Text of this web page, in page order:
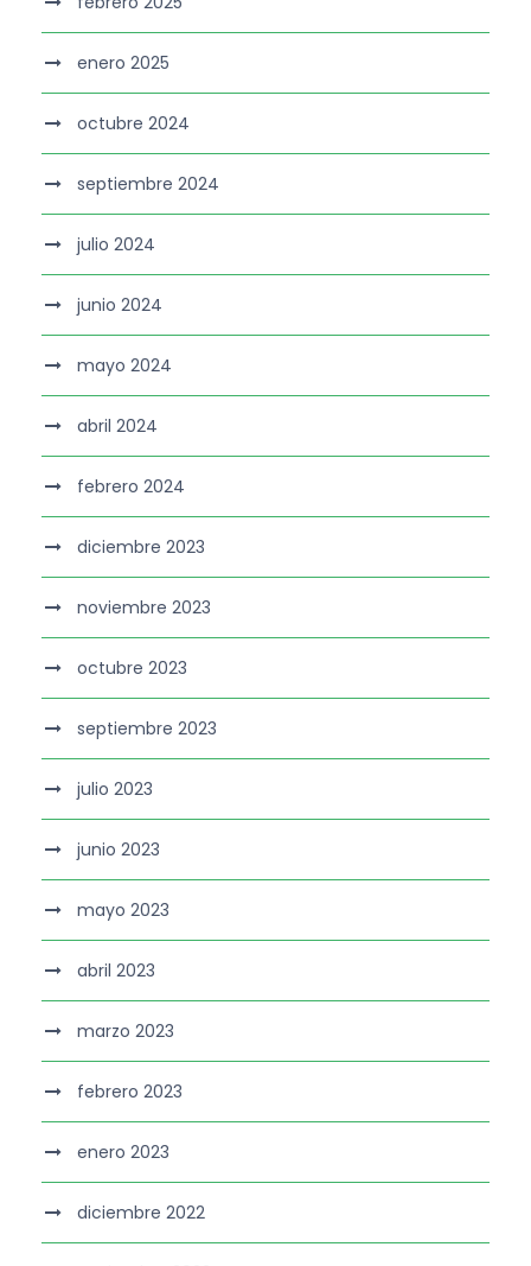
enero 2025
octubre 2024
septiembre 2024
julio 2024
junio 2024
mayo 2024
abril 2024
febrero 2024
diciembre 2023
noviembre 2023
octubre 2023
septiembre 2023
julio 2023
junio 2023
mayo 2023
abril 2023
marzo 2023
febrero 2023
enero 2023
diciembre 2022